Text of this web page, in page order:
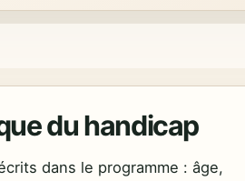
du handicap
dans le programme : âge,